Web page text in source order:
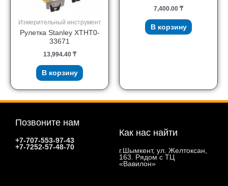
Измерительный инструмент
Рулетка Stanley XTHT0-
33671
13,994.40 ₸
В корзину
7,400.00 ₸
В корзину
Позвоните нам
+7-707-553-97-43
+7-7252-57-48-70
Как нас найти
г.Шымкент, ул. Желтоксан,
163. Рядом с ТЦ
«Вавилон»